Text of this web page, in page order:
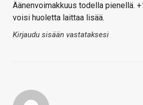
Äänenvoimakkuus todella pienellä.
voisi huoletta laittaa lisää.
Kirjaudu sisään vastataksesi